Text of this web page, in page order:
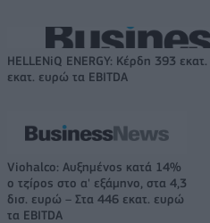
HELLENiQ ENERGY: Κέρδη 393
εκατ. ευρώ τα EBITDA
Viohalco: Αυξημένος κατά 14%
ο τζίρος στο α' εξάμηνο, στα 4,3
δισ. ευρώ – Στα 446 εκατ. ευρώ
τα EBITDA